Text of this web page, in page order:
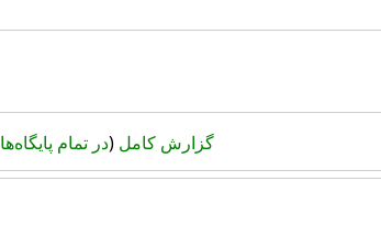
گزارش کامل (در تمام پایگاه‌ها